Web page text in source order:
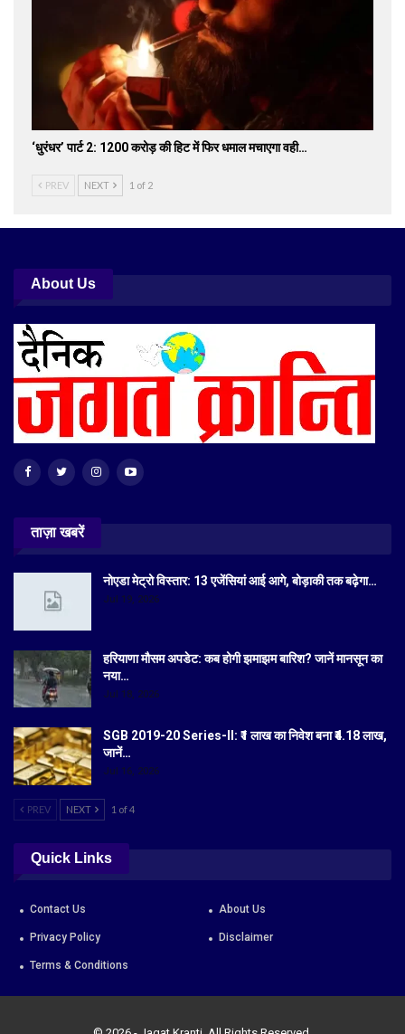
‘धुरंधर’ पार्ट 2: 1200 करोड़ की हिट में फिर धमाल मचाएगा वही…
PREV NEXT 1 of 2
About Us
ताज़ा खबरें
नोएडा मेट्रो विस्तार: 13 एजेंसियां आई आगे, बोड़ाकी तक बढ़ेगा…
Jul 19, 2026
हरियाणा मौसम अपडेट: कब होगी झमाझम बारिश? जानें मानसून का
नया…
Jul 18, 2026
SGB 2019-20 Series-II: ₹1 लाख का निवेश बना ₹4.18 लाख,
जानें…
Jul 16, 2026
PREV NEXT 1 of 4
Quick Links
Contact Us About Us
Privacy Policy Disclaimer
Terms & Conditions